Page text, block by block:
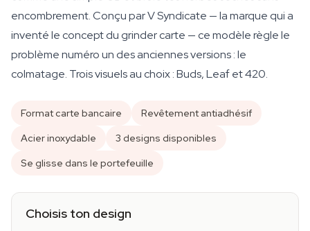
encombrement. Conçu par V Syndicate — la marque qui a
inventé le concept du grinder carte — ce modèle règle le
problème numéro un des anciennes versions : le
colmatage. Trois visuels au choix : Buds, Leaf et 420.
Format carte bancaire
Revêtement antiadhésif
Acier inoxydable
3 designs disponibles
Se glisse dans le portefeuille
Choisis ton design